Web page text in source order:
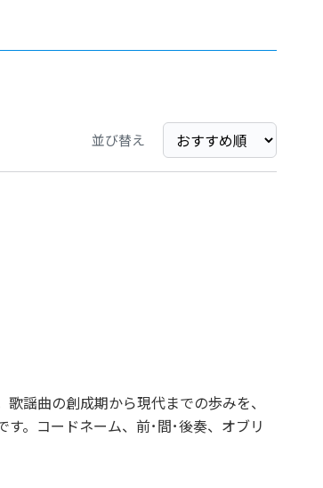
並び替え
謡曲の創成期から現代までの歩みを、
。コードネーム、前･間･後奏、オブリ